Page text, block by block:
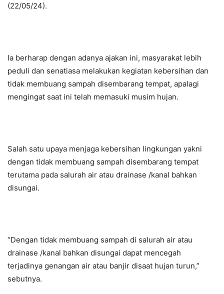
(22/05/24).
Ia berharap dengan adanya ajakan ini, masyarakat lebih
peduli dan senatiasa melakukan kegiatan kebersihan dan
tidak membuang sampah disembarang tempat, apalagi
mengingat saat ini telah memasuki musim hujan.
Salah satu upaya menjaga kebersihan lingkungan yakni
dengan tidak membuang sampah disembarang tempat
terutama pada salurah air atau drainase /kanal bahkan
disungai.
“Dengan tidak membuang sampah di salurah air atau
drainase /kanal bahkan disungai dapat mencegah
terjadinya genangan air atau banjir disaat hujan turun,”
sebutnya.